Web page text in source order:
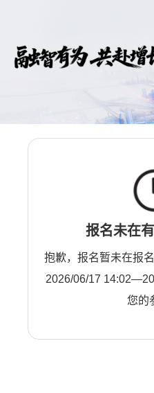
报名未在
抱歉，报名暂未在报
2026/06/17
您的